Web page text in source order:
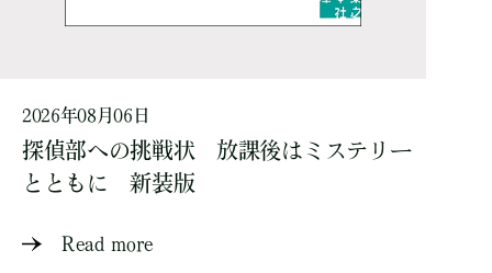
2026年08月06日
探偵部への挑戦状 放課後はミステリー
とともに 新装版
Read more